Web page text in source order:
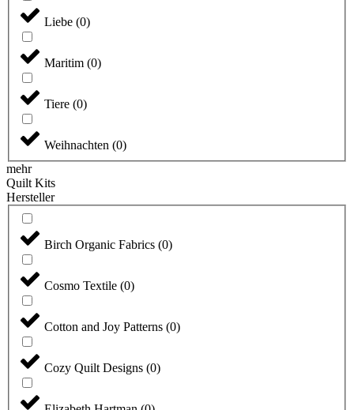
Liebe (0)
Maritim (0)
Tiere (0)
Weihnachten (0)
mehr
Quilt Kits
Hersteller
Birch Organic Fabrics (0)
Cosmo Textile (0)
Cotton and Joy Patterns (0)
Cozy Quilt Designs (0)